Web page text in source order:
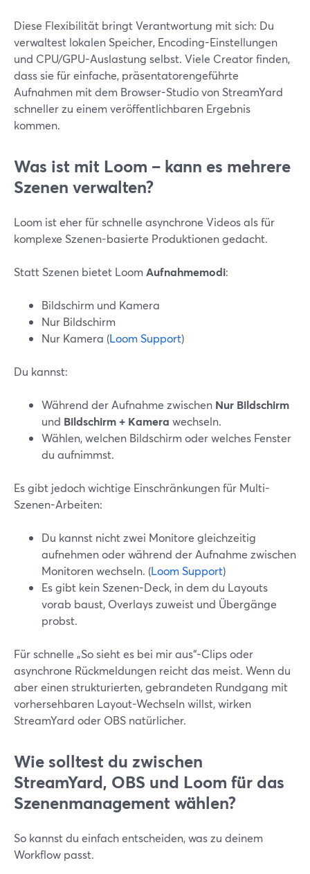
Diese Flexibilität bringt Verantwortung mit sich: Du
verwaltest lokalen Speicher, Encoding-Einstellungen
und CPU/GPU-Auslastung selbst. Viele Creator finden,
dass sie für einfache, präsentatorengeführte
Aufnahmen mit dem Browser-Studio von StreamYard
schneller zu einem veröffentlichbaren Ergebnis
kommen.
Was ist mit Loom – kann es mehrere
Szenen verwalten?
Loom ist eher für schnelle asynchrone Videos als für
komplexe Szenen-basierte Produktionen gedacht.
Statt Szenen bietet Loom Aufnahmemodi:
Bildschirm und Kamera
Nur Bildschirm
Nur Kamera (Loom Support)
Du kannst:
Während der Aufnahme zwischen Nur Bildschirm
und Bildschirm + Kamera wechseln.
Wählen, welchen Bildschirm oder welches Fenster
du aufnimmst.
Es gibt jedoch wichtige Einschränkungen für Multi-
Szenen-Arbeiten:
Du kannst nicht zwei Monitore gleichzeitig
aufnehmen oder während der Aufnahme zwischen
Monitoren wechseln. (Loom Support)
Es gibt kein Szenen-Deck, in dem du Layouts
vorab baust, Overlays zuweist und Übergänge
probst.
Für schnelle „So sieht es bei mir aus“-Clips oder
asynchrone Rückmeldungen reicht das meist. Wenn du
aber einen strukturierten, gebrandeten Rundgang mit
vorhersehbaren Layout-Wechseln willst, wirken
StreamYard oder OBS natürlicher.
Wie solltest du zwischen
StreamYard, OBS und Loom für das
Szenenmanagement wählen?
So kannst du einfach entscheiden, was zu deinem
Workflow passt.